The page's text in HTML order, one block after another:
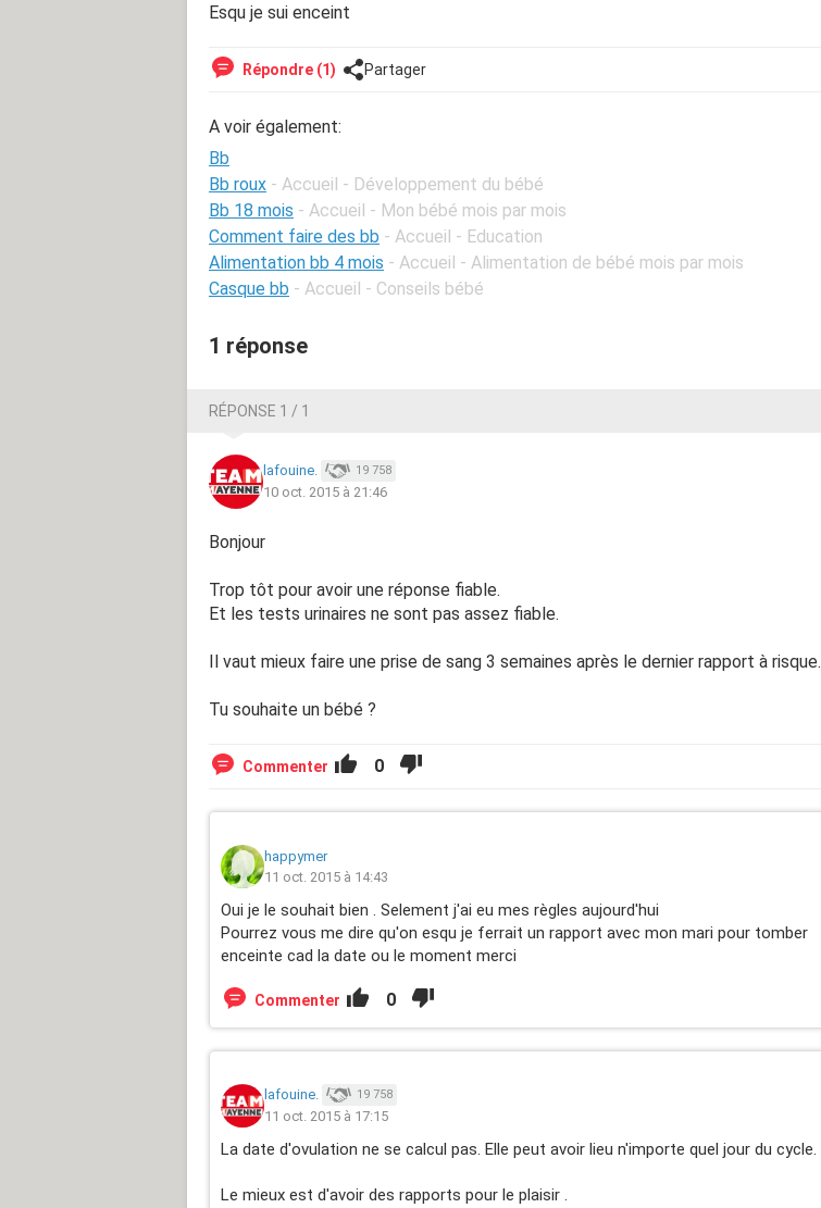
Esqu je sui enceint
Répondre (1) Partager
A voir également:
Bb
Bb roux - Accueil - Développement du bébé
Bb 18 mois - Accueil - Mon bébé mois par mois
Comment faire des bb - Accueil - Education
Alimentation bb 4 mois - Accueil - Alimentation de bébé mois par mois
Casque bb - Accueil - Conseils bébé
1 réponse
RÉPONSE 1 / 1
lafouine. 19 758
10 oct. 2015 à 21:46
Bonjour
Trop tôt pour avoir une réponse fiable.
Et les tests urinaires ne sont pas assez fiable.
Il vaut mieux faire une prise de sang 3 semaines après le dernier rapport à risque.
Tu souhaite un bébé ?
Commenter 0
happymer
11 oct. 2015 à 14:43
Oui je le souhait bien . Selement j'ai eu mes règles aujourd'hui
Pourrez vous me dire qu'on esqu je ferrait un rapport avec mon mari pour tomber
enceinte cad la date ou le moment merci
Commenter 0
lafouine. 19 758
11 oct. 2015 à 17:15
La date d'ovulation ne se calcul pas. Elle peut avoir lieu n'importe quel jour du cycle.
Le mieux est d'avoir des rapports pour le plaisir .